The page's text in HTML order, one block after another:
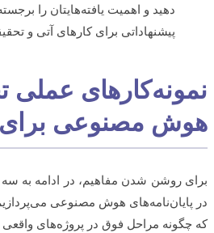
دهید و اهمیت یافته‌هایتان را برجسته
پیشنهاداتی برای کارهای آتی و تحقیقات
عملی
مصنوعی برای
روشن شدن مفاهیم، در ادامه به سه
هوش مصنوعی می‌پردازیم.
مراحل فوق در پروژه‌های واقعی به